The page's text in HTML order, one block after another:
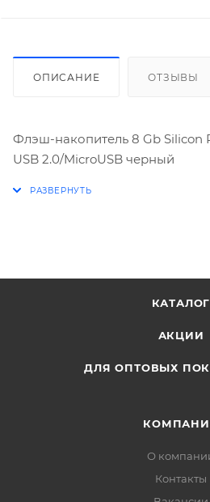
ОПИСАНИЕ ОТЗЫВЫ
Флэш-накопитель 8 Gb Silicon
USB 2.0/MicroUSB черный
КАТАЛОГ
АКЦИИ
ДЛЯ ОПТОВЫХ
О
Контакты